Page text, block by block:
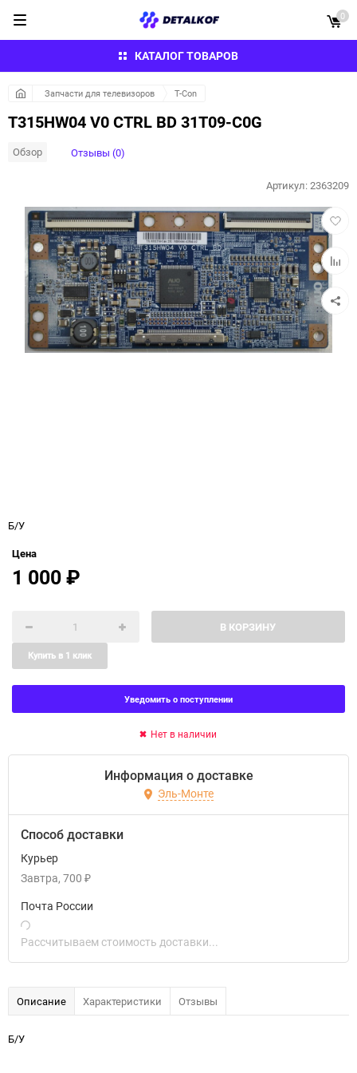
КАТАЛОГ ТОВАРОВ
0
Запчасти для телевизоров T-Con
T315HW04 V0 CTRL BD 31T09-C0G
Обзор Отзывы (0)
в
к
Артикул:2363209
Б/У
Цена
1 000₽
В КОРЗИНУ
Купить в 1 клик
Уведомить о поступлении
Нет в наличии
Информация о доставке
Эль-Монте
Способ доставки
Курьер
Завтра 700 ₽
Почта России
Рассчитываем стоимость доставки...
Описание Характеристики Отзывы
Б/У